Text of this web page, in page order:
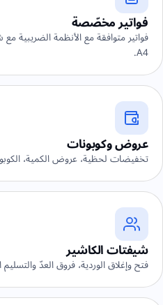
فواتير مخصّصة
فواتير متوافقة مع الأنظمة الضريبية
A4.
عروض وكوبونات
تخفيضات لحظية، عروض الكمية،
شيفتات الكاشير
فتح وإغلاق الوردية، فروق العدّ